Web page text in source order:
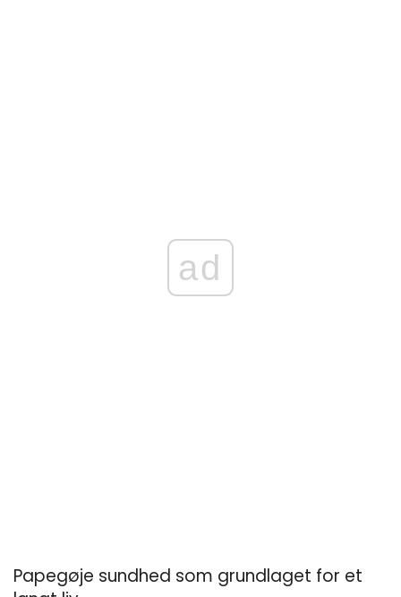
ad
Papegøje sundhed som grundlaget for et